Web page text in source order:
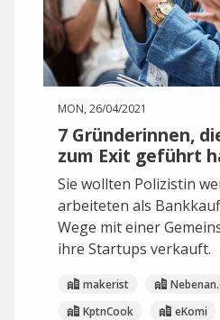
MON, 26/04/2021
7 Gründerinnen,
zum Exit geführt
Sie wollten Polizistin
arbeiteten als
Wege mit einer
ihre Startups verkauft.
makerist
KptnCook
eKomi